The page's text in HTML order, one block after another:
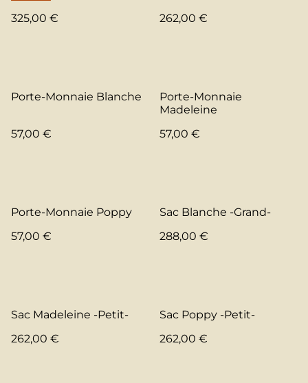
325,00 € 262,00 €
Porte-Monnaie Blanche
57,00 €
Porte-Monnaie
Madeleine
57,00 €
Porte-Monnaie Poppy
57,00 €
Sac Blanche -Grand-
288,00 €
Sac Madeleine -Petit-
262,00 €
Sac Poppy -Petit-
262,00 €